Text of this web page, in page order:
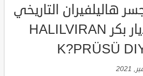
هاليلفيران التاريخي
في مدينة ديار بكر HALILVIRAN
K?PRÜSÜ